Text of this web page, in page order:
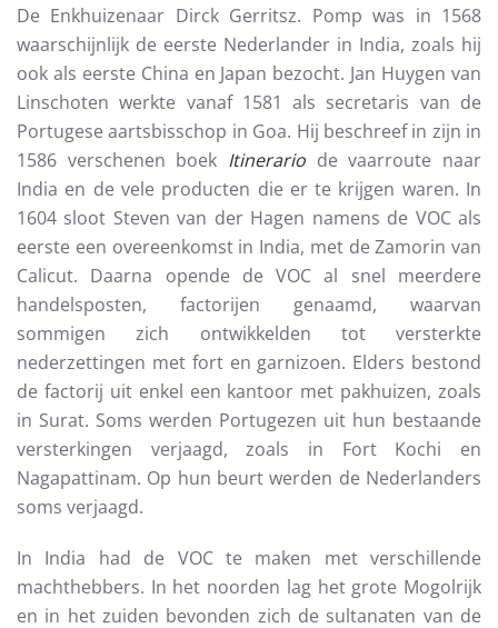
De Enkhuizenaar Dirck Gerritsz. Pomp was in 1568
waarschijnlijk de eerste Nederlander in India, zoals hij
ook als eerste China en Japan bezocht. Jan Huygen van
Linschoten werkte vanaf 1581 als secretaris van de
Portugese aartsbisschop in Goa. Hij beschreef in zijn in
1586 verschenen boek Itinerario de vaarroute naar
India en de vele producten die er te krijgen waren. In
1604 sloot Steven van der Hagen namens de VOC als
eerste een overeenkomst in India, met de Zamorin van
Calicut. Daarna opende de VOC al snel meerdere
handelsposten, factorijen genaamd, waarvan
sommigen zich ontwikkelden tot versterkte
nederzettingen met fort en garnizoen. Elders bestond
de factorij uit enkel een kantoor met pakhuizen, zoals
in Surat. Soms werden Portugezen uit hun bestaande
versterkingen verjaagd, zoals in Fort Kochi en
Nagapattinam. Op hun beurt werden de Nederlanders
soms verjaagd.
In India had de VOC te maken met verschillende
machthebbers. In het noorden lag het grote Mogolrijk
en in het zuiden bevonden zich de sultanaten van de